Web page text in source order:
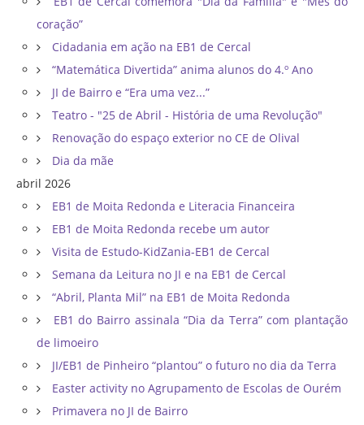
coração”
Cidadania em ação na EB1 de Cercal
“Matemática Divertida” anima alunos do 4.º Ano
JI de Bairro e “Era uma vez...”
Teatro - "25 de Abril - História de uma Revolução"
Renovação do espaço exterior no CE de Olival
Dia da mãe
abril 2026
EB1 de Moita Redonda e Literacia Financeira
EB1 de Moita Redonda recebe um autor
Visita de Estudo-KidZania-EB1 de Cercal
Semana da Leitura no JI e na EB1 de Cercal
“Abril, Planta Mil” na EB1 de Moita Redonda
EB1 do Bairro assinala “Dia da Terra” com plantação
de limoeiro
JI/EB1 de Pinheiro “plantou” o futuro no dia da Terra
Easter activity no Agrupamento de Escolas de Ourém
Primavera no JI de Bairro